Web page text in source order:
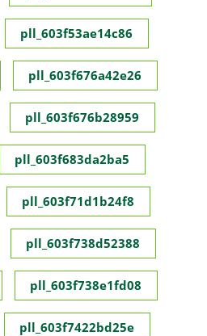
pll_603f53ae14c86
pll_603f676a42e26
pll_603f676b28959
pll_603f683da2ba5
pll_603f71d1b24f8
pll_603f738d52388
pll_603f738e1fd08
pll_603f7422bd25e